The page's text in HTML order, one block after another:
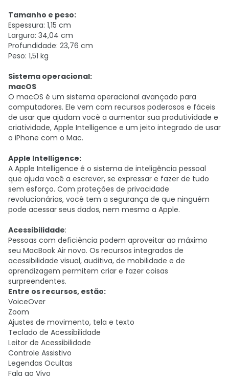
Tamanho e peso:
Espessura: 1,15 cm
Largura: 34,04 cm
Profundidade: 23,76 cm
Peso: 1,51 kg
Sistema operacional:
macOS
O macOS é um sistema operacional avançado para
computadores. Ele vem com recursos poderosos e fáceis
de usar que ajudam você a aumentar sua produtividade e
criatividade, Apple Intelligence e um jeito integrado de usar
o iPhone com o Mac.
Apple Intelligence:
A Apple Intelligence é o sistema de inteligência pessoal
que ajuda você a escrever, se expressar e fazer de tudo
sem esforço. Com proteções de privacidade
revolucionárias, você tem a segurança de que ninguém
pode acessar seus dados, nem mesmo a Apple.
Acessibilidade:
Pessoas com deficiência podem aproveitar ao máximo
seu MacBook Air novo. Os recursos integrados de
acessibilidade visual, auditiva, de mobilidade e de
aprendizagem permitem criar e fazer coisas
surpreendentes.
Entre os recursos, estão:
VoiceOver
Zoom
Ajustes de movimento, tela e texto
Teclado de Acessibilidade
Leitor de Acessibilidade
Controle Assistivo
Legendas Ocultas
Fala ao Vivo